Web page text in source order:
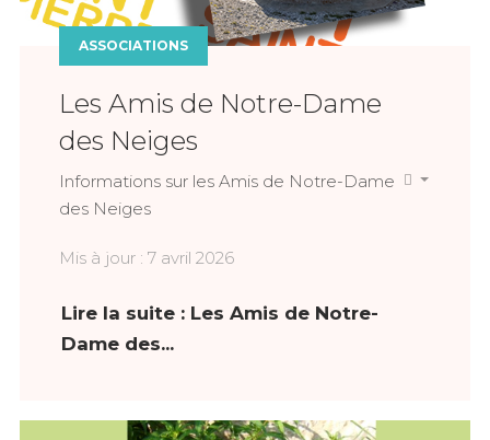
ASSOCIATIONS
Les Amis de Notre-Dame
des Neiges
Informations sur les Amis de Notre-Dame
des Neiges
Mis à jour : 7 avril 2026
Lire la suite : Les Amis de Notre-
Dame des...